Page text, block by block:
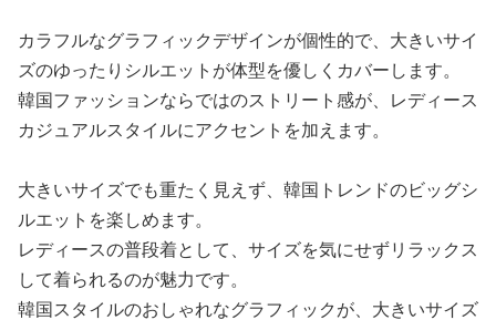
カラフルなグラフィックデザインが個性的で、大きいサイ
ズのゆったりシルエットが体型を優しくカバーします。
韓国ファッションならではのストリート感が、レディース
カジュアルスタイルにアクセントを加えます。
大きいサイズでも重たく見えず、韓国トレンドのビッグシ
ルエットを楽しめます。
レディースの普段着として、サイズを気にせずリラックス
して着られるのが魅力です。
韓国スタイルのおしゃれなグラフィックが、大きいサイズ